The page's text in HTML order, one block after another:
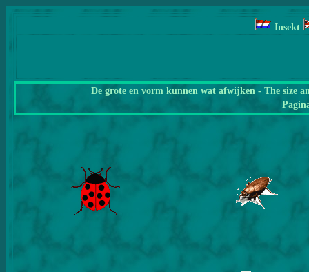
Insekt
De grote en vorm kunnen wat afwijken - The size